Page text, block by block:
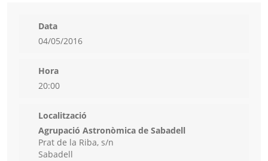
Data
04/05/2016
Hora
20:00
Localització
Agrupació Astronòmica de Sabadell
Prat de la Riba, s/n
Sabadell